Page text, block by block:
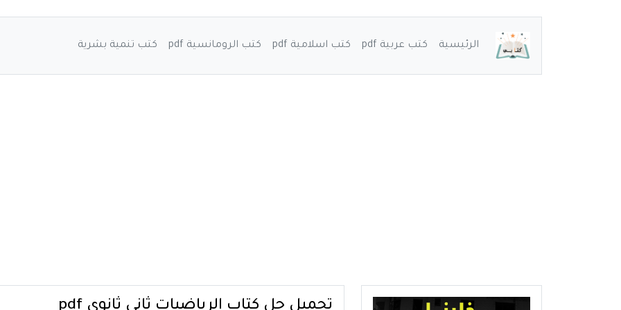
الرئيسية كتب عربية pdf كتب اسلامية pdf كتب الرومانسية pdf كتب تنمية بشرية
تحميل حل كتاب الرياضيات ثاني ثانوي pdf